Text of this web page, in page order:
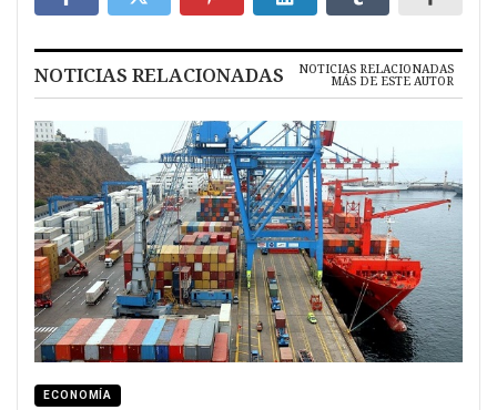
NOTICIAS RELACIONADAS NOTICIAS RELACIONADAS
MÁS DE ESTE AUTOR
ECONOMÍA